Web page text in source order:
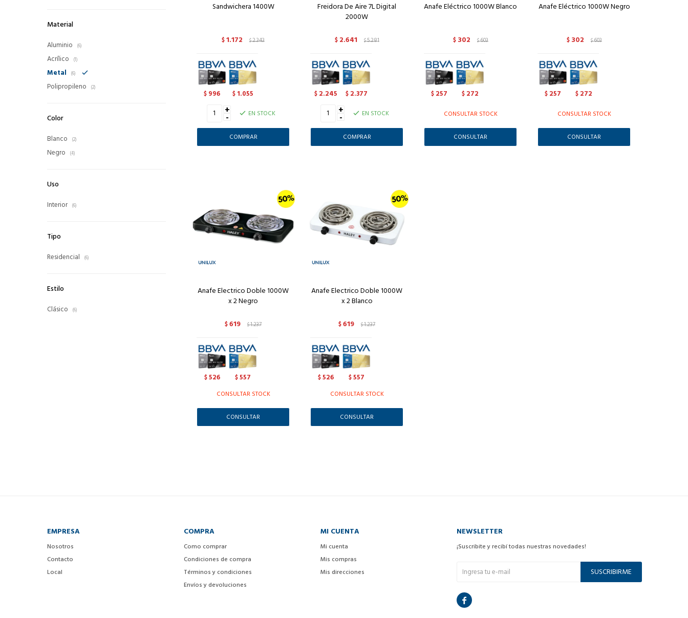
Sandwichera 1400W
$1.172 $2.343
$ 996 $ 1.055
+
- EN STOCK
Freidora De Aire 7L Digital
2000W
$ 2.641 $5.281
$ 2.245 $ 2.377
+
- EN STOCK
Anafe Eléctrico 1000W Blanco
$ 302 $603
$ 257 $ 272
CONSULTAR STOCK
CONSULTAR
Anafe Eléctrico 1000W Negro
$ 302 $603
$ 257 $ 272
CONSULTAR STOCK
CONSULTAR
Anafe Electrico Doble 1000W
x 2 Negro
$619 $1.237
$526 $557
CONSULTAR STOCK
CONSULTAR
Anafe Electrico Doble 1000W
x 2 Blanco
$619 $1.237
$526 $557
CONSULTAR STOCK
CONSULTAR
Material
Aluminio (6)
Acrílico (1)
Metal (6)
Polipropileno (2)
Color
Blanco (2)
Negro (4)
Uso
Interior (6)
Tipo
Residencial (6)
Estilo
Clásico (6)
EMPRESA
Nosotros
Contacto
Local
COMPRA
Como comprar
Condiciones de compra
Términos y condiciones
Envíos y devoluciones
MI CUENTA
Mi cuenta
Mis compras
Mis direcciones
NEWSLETTER
¡Suscribite y recibí todas nuestras novedades!
SUSCRIBIRME
